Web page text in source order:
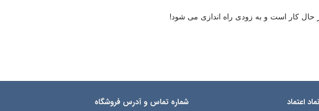
کار است و به زودی راه اندازی می شود!
نماد اعتماد شماره تماس و آدرس فروشگاه